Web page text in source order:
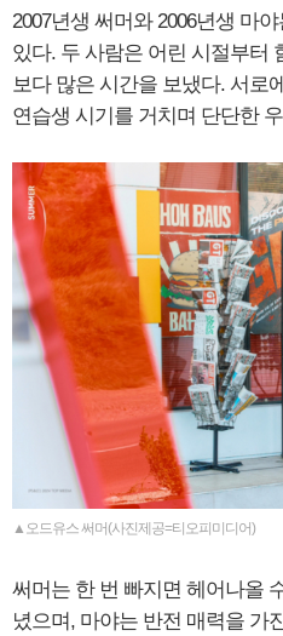
2007년생 써머와 2006년생 마
있다. 두 사람은 어린 시절부터
보다 많은 시간을 보냈다. 서로
연습생 시기를 거치며 단단한
▲오드유스 써머(사진제공=티오피미디어)
써머는 한 번 빠지면 헤어나올
녔으며, 마야는 반전 매력을 가